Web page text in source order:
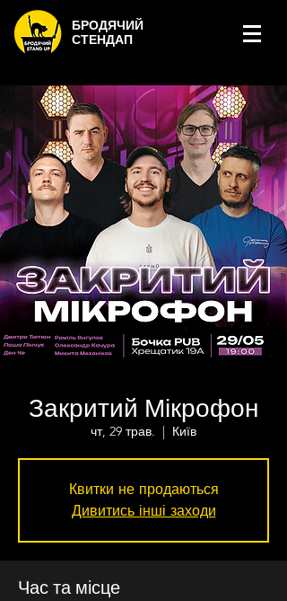
БРОДЯЧИЙ
СТЕНДАП
Закритий Мікрофон
чт, 29 трав.
  |
Київ
Квитки не продаються
Дивитись інші заходи
Час та місце